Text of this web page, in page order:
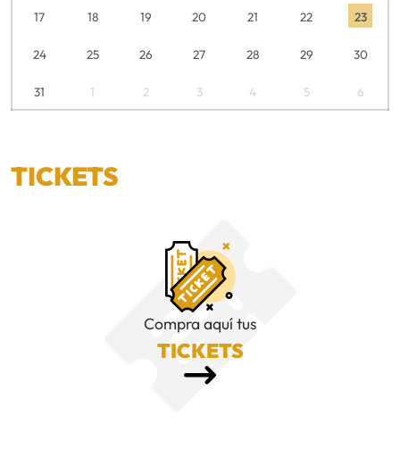
17 18 19 20 21 22 23
24 25 26 27 28 29 30
31 1 2 3 4 5 6
TICKETS
Compra aquí tus
TICKETS